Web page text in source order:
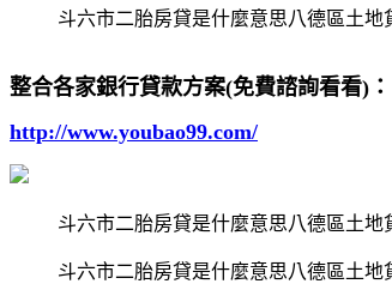
斗六市二胎房貸是什麼意思八德區土
整合各家銀行貸款方案(免費諮詢看看)：
http://www.youbao99.com/
斗六市二胎房貸是什麼意思八德區土
斗六市二胎房貸是什麼意思八德區土